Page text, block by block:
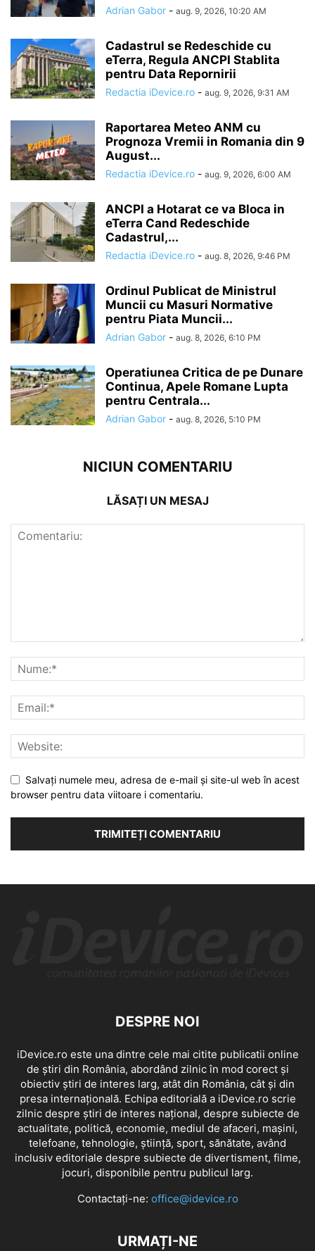
Adrian Gabor - aug. 9, 2026, 10:20 AM
Cadastrul se Redeschide cu
eTerra, Regula ANCPI Stablita
pentru Data Repornirii
Redactia iDevice.ro - aug. 9, 2026, 9:31 AM
Raportarea Meteo ANM cu
Prognoza Vremii in Romania din 9
August...
Redactia iDevice.ro - aug. 9, 2026, 6:00 AM
ANCPI a Hotarat ce va Bloca in
eTerra Cand Redeschide
Cadastrul,...
Redactia iDevice.ro - aug. 8, 2026, 9:46 PM
Ordinul Publicat de Ministrul
Muncii cu Masuri Normative
pentru Piata Muncii...
Adrian Gabor - aug. 8, 2026, 6:10 PM
Operatiunea Critica de pe Dunare
Continua, Apele Romane Lupta
pentru Centrala...
Adrian Gabor - aug. 8, 2026, 5:10 PM
NICIUN COMENTARIU
LĂSAȚI UN MESAJ
Salvați numele meu, adresa de e-mail și site-ul web în acest
browser pentru data viitoare i comentariu.
DESPRE NOI
iDevice.ro este una dintre cele mai citite publicatii online
de știri din România, abordând zilnic în mod corect și
obiectiv știri de interes larg, atât din România, cât și din
presa internațională. Echipa editorială a iDevice.ro scrie
zilnic despre știri de interes național, despre subiecte de
actualitate, politică, economie, mediul de afaceri, mașini,
telefoane, tehnologie, știință, sport, sănătate, având
inclusiv editoriale despre subiecte de divertisment, filme,
jocuri, disponibile pentru publicul larg.
Contactați-ne: office@idevice.ro
URMAȚI-NE